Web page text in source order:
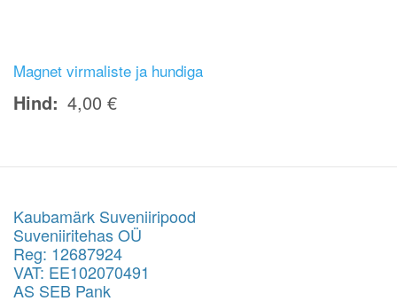
Magnet virmaliste ja hundiga
Hind 4,00 €
Kaubamärk Suveniiripood
Suveniiritehas OÜ
Reg: 12687924
VAT: EE102070491
AS SEB Pank